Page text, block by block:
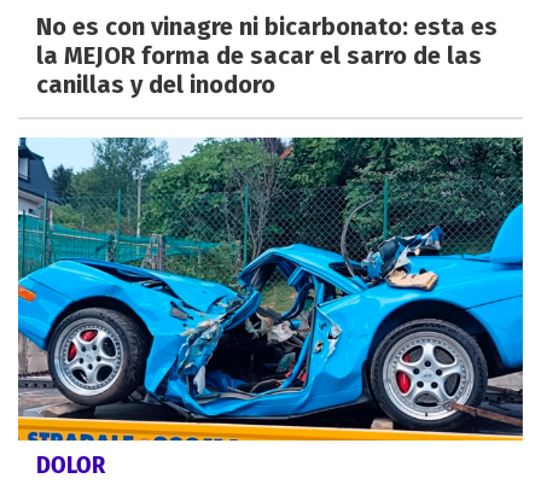
No es con vinagre ni bicarbonato: esta es
la MEJOR forma de sacar el sarro de las
canillas y del inodoro
DOLOR